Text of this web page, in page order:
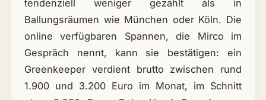
tendenziell weniger gezahlt als in
Ballungsräumen wie München oder Köln. Die
online verfügbaren Spannen, die Mirco im
Gespräch nennt, kann sie bestätigen: ein
Greenkeeper verdient brutto zwischen rund
1.900 und 3.200 Euro im Monat, im Schnitt